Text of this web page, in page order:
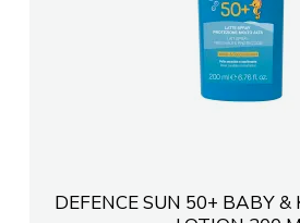
DEFENCE SUN 50+ BABY &